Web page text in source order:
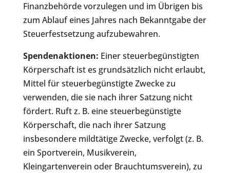
Finanzbehörde vorzulegen und im Übrigen bis
zum Ablauf eines Jahres nach Bekanntgabe der
Steuerfestsetzung aufzubewahren.
Spendenaktionen: Einer steuerbegünstigten
Körperschaft ist es grundsätzlich nicht erlaubt,
Mittel für steuerbegünstigte Zwecke zu
verwenden, die sie nach ihrer Satzung nicht
fördert. Ruft z. B. eine steuerbegünstigte
Körperschaft, die nach ihrer Satzung
insbesondere mildtätige Zwecke, verfolgt (z. B.
ein Sportverein, Musikverein,
Kleingartenverein oder Brauchtumsverein), zu